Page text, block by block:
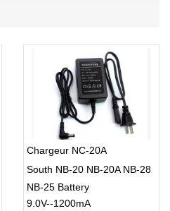
Chargeur NC-20A
South NB-20 NB-20A NB-28
NB-25 Battery
9.0V--1200mA